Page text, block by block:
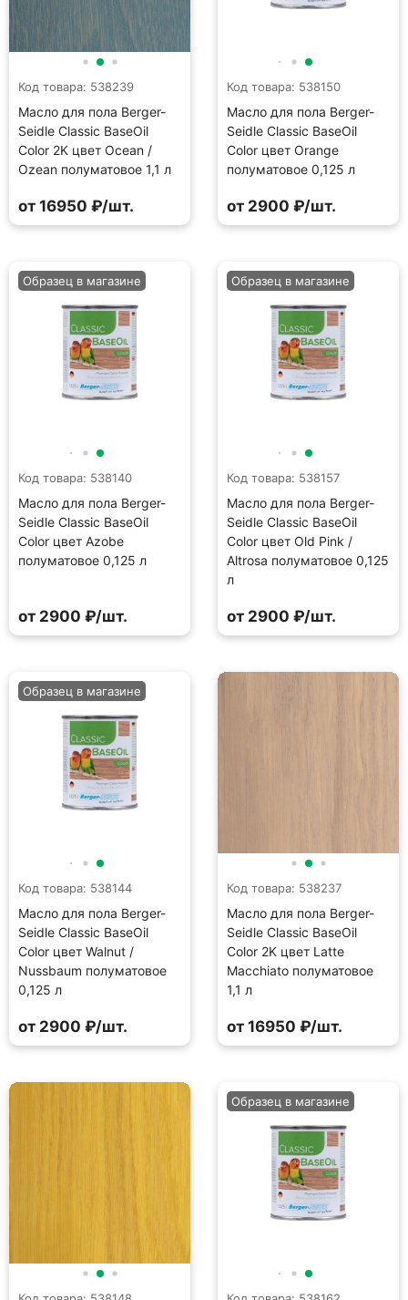
Код товара: 538239
Масло для пола Berger-
Seidle Classic BaseOil
Color 2K цвет Ocean /
Ozean полуматовое 1,1 л
от 16950 ₽/шт.
Код товара: 538150
Масло для пола Berger-
Seidle Classic BaseOil
Color цвет Orange
полуматовое 0,125 л
от 2900 ₽/шт.
Код товара: 538140
Масло для пола Berger-
Seidle Classic BaseOil
Color цвет Azobe
полуматовое 0,125 л
Образец в магазине
от 2900 ₽/шт.
Код товара: 538157
Масло для пола Berger-
Seidle Classic BaseOil
Color цвет Old Pink /
Altrosa полуматовое 0,125
л
Образец в магазине
от 2900 ₽/шт.
Код товара: 538144
Масло для пола Berger-
Seidle Classic BaseOil
Color цвет Walnut /
Nussbaum полуматовое
0,125 л
Образец в магазине
от 2900 ₽/шт.
Код товара: 538237
Масло для пола Berger-
Seidle Classic BaseOil
Color 2K цвет Latte
Macchiato полуматовое
1,1 л
от 16950 ₽/шт.
Образец в магазине